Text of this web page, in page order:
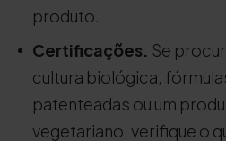
produto.
Certificações. Se
cultura biológica,
patenteadas ou um
vegetariano, verifique o